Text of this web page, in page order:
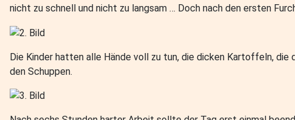
nicht zu schnell und nicht zu langsam … Doch nach den ersten
Die Kinder hatten alle Hände voll zu tun, die dicken Kartoffeln,
den Schuppen.